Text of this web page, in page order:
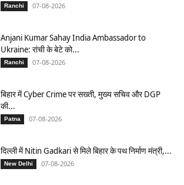
Ranchi 07-08-2026
Anjani Kumar Sahay India Ambassador to
Ukraine: रांची के बेटे को...
Ranchi 07-08-2026
बिहार में Cyber Crime पर सख्ती, मुख्य सचिव और DGP
की...
Patna 07-08-2026
दिल्ली में Nitin Gadkari से मिले बिहार के पथ निर्माण मंत्री,...
New Delhi 07-08-2026